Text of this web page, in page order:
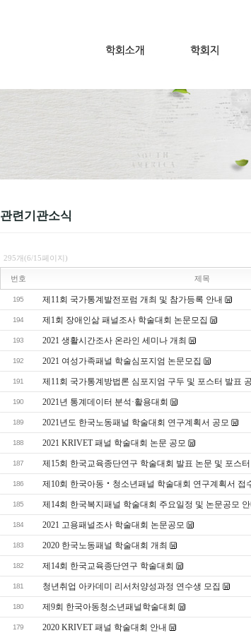
관련기관소식
295개(6/15페이지)
번호 제목
195 제11회 국가통계발전포럼 개최 및 참가등록 안내
194 제1회 장애인삶 패널조사 학술대회 논문모집
193 2021 생활시간조사 온라인 세미나 개최
192 2021 여성가족패널 학술심포지엄 논문모집
191 제11회 국가통계방법론 심포지엄 구두 및 포스터 발표
190 2021년 통계데이터 분석·활용대회
189 2021년도 한국노동패널 학술대회 연구계획서 공모
188 2021 KRIVET 패널 학술대회 논문 공모
187 제15회 한국교육종단연구 학술대회 발표 논문 및 포스
186 제10회 한국아동‧청소년패널 학술대회 연구계획서 접
185 제14회 한국복지패널 학술대회 주요일정 및 논문공모 안
184 2021 고용패널조사 학술대회 논문공모
183 2020 한국노동패널 학술대회 개최
182 제14회 한국교육종단연구 학술대회
181 청년취업 아카데미 리서처양성과정 연수생 모집
180 제9회 한국아동청소년패널학술대회
179 2020 KRIVET 패널 학술대회 안내